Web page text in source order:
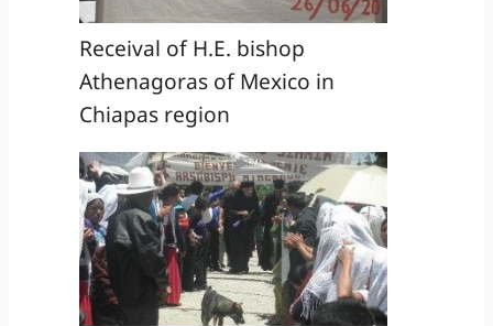
Receival of H.E. bishop
Athenagoras of Mexico in
Chiapas region